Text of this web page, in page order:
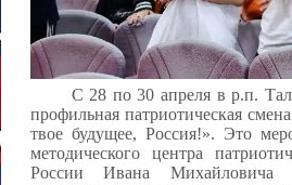
С 28 по 30 апреля в р.п.
профильная патриотическая
твое будущее, Россия!». Это
методического центра
России Ивана Михайловича